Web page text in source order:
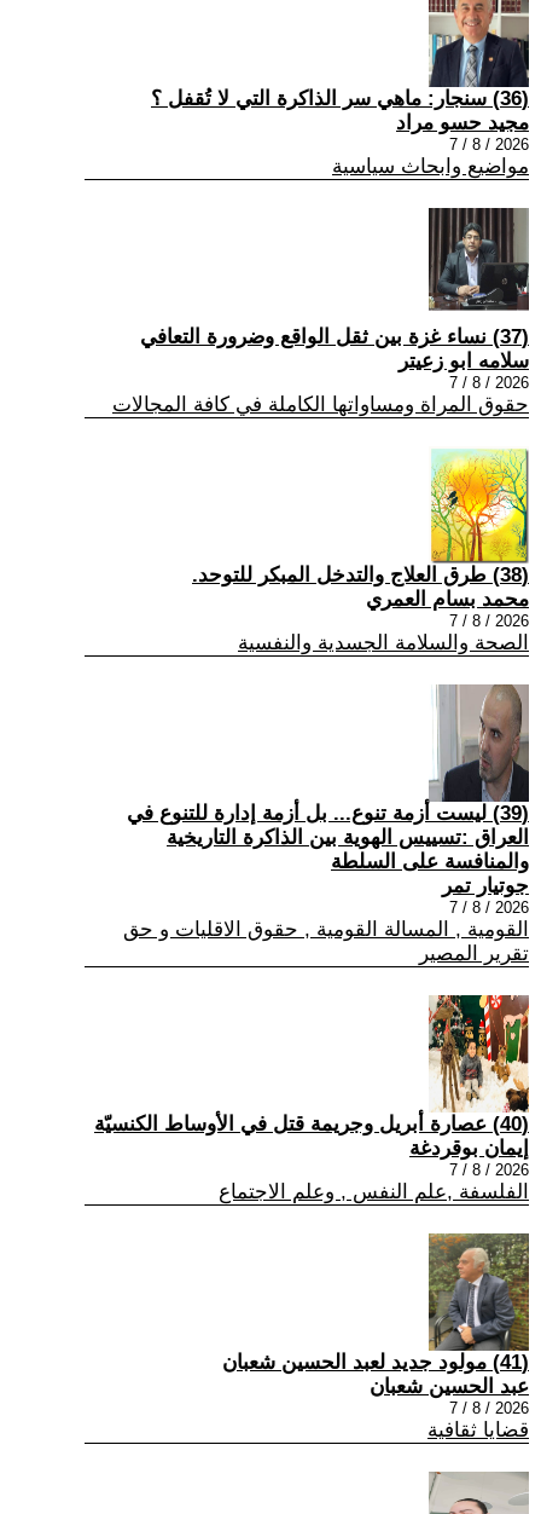
(36) سنجار: ماهي سر الذاكرة التي لا تُقفل ؟
مجيد حسو مراد
2026 / 8 / 7
مواضيع وابحاث سياسية
(37) نساء غزة بين ثقل الواقع وضرورة التعافي
سلامه ابو زعيتر
2026 / 8 / 7
حقوق المراة ومساواتها الكاملة في كافة المجالات
(38) طرق العلاج والتدخل المبكر للتوحد.
محمد بسام العمري
2026 / 8 / 7
الصحة والسلامة الجسدية والنفسية
(39) ليست أزمة تنوع... بل أزمة إدارة للتنوع في
العراق :تسييس الهوية بين الذاكرة التاريخية
والمنافسة على السلطة
جوتيار تمر
2026 / 8 / 7
القومية , المسالة القومية , حقوق الاقليات و حق
تقرير المصير
(40) عصارة أبريل وجريمة قتل في الأوساط الكنسيّة
إيمان بوقردغة
2026 / 8 / 7
الفلسفة ,علم النفس , وعلم الاجتماع
(41) مولود جديد لعبد الحسين شعبان
عبد الحسين شعبان
2026 / 8 / 7
قضايا ثقافية